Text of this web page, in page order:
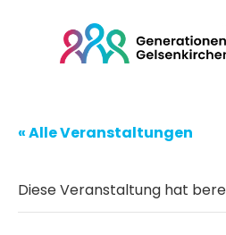
« Alle Veranstaltungen
Diese Veranstaltung hat